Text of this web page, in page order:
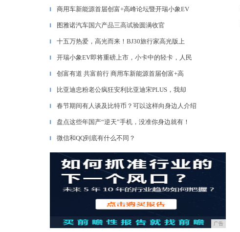
▎ 商用车新能源首届创富+高峰论坛暨开瑞小象EV
▎ 图雅诺汽车国六产品三高试验圆满收官
▎ 十五万热爱，高光而来！BJ30旅行家高光版上
▎ 开瑞小象EV即将重磅上市，小卡中的轻卡，人民
▎ 创富有道 共富前行 商用车新能源首届创富+高
▎ 比亚迪忠粉老公疯狂安利比亚迪宋PLUS，我却
▎ 春节期间有人谈及比特币？可以这样向身边人介绍
▎ 盘点这些年国产“逆天”手机，没准你身边就有！
▎ 微信和QQ到底有什么不同？
广告